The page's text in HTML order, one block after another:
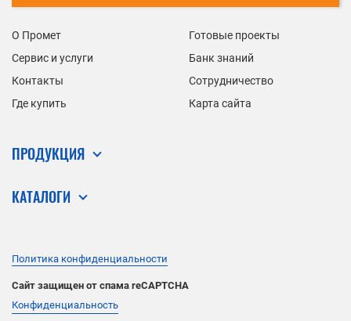
О Промет
Готовые проекты
Сервис и услуги
Банк знаний
Контакты
Сотрудничество
Где купить
Карта сайта
ПРОДУКЦИЯ
КАТАЛОГИ
Политика конфиденциальности
Сайт защищен от спама reCAPTCHA
Конфиденциальность